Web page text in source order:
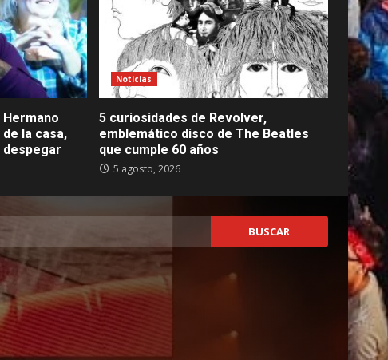
la casa,
Noticias
5 curiosidades de Revolver,
emblemático disco de The Beatles
que cumple 60 años
5 agosto, 2026